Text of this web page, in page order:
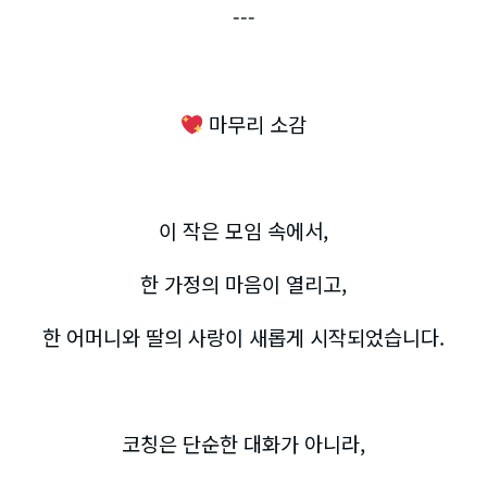
---
마무리 소감
이 작은 모임 속에서,
한 가정의 마음이 열리고,
한 어머니와 딸의 사랑이 새롭게 시작되었습니다.
코칭은 단순한 대화가 아니라,